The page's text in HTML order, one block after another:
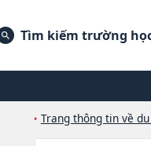
Tìm kiếm trường
Trang thông tin về